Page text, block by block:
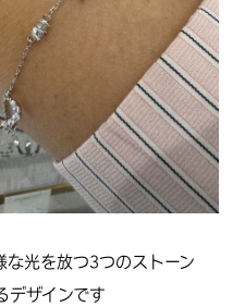
な光を放つ3つのストーン
デザインです